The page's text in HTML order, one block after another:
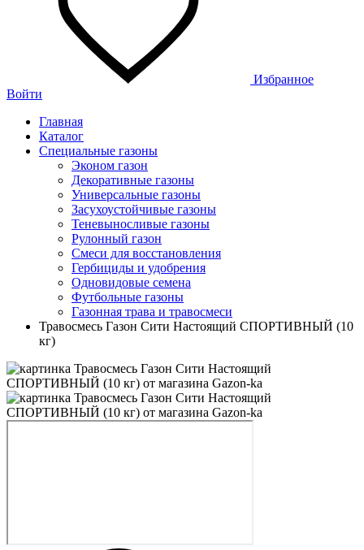
Избранное
Войти
Главная
Каталог
Специальные газоны
Эконом газон
Декоративные газоны
Универсальные газоны
Засухоустойчивые газоны
Теневыносливые газоны
Рулонный газон
Смеси для восстановления
Гербициды и удобрения
Одновидовые семена
Футбольные газоны
Газонная трава и травосмеси
Травосмесь Газон Сити Настоящий СПОРТИВНЫЙ (10
кг)